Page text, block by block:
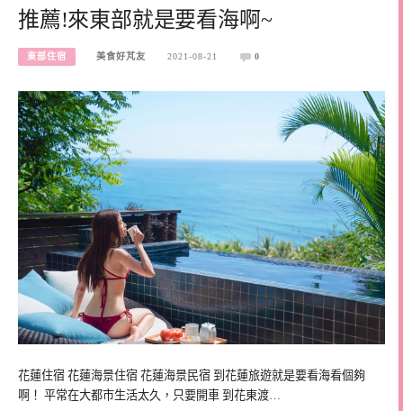
推薦!來東部就是要看海啊~
東部住宿 美食好芃友 2021-08-21 0
花蓮住宿 花蓮海景住宿 花蓮海景民宿 到花蓮旅遊就是要看海看個夠
啊！ 平常在大都市生活太久，只要開車 到花東渡…